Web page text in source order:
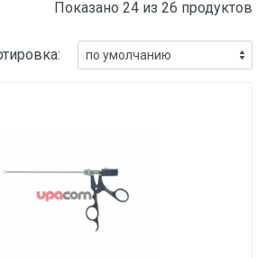
Показано 24 из 26 продуктов